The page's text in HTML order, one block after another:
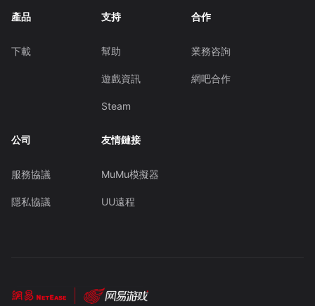
產品
下載
支持
幫助
遊戲資訊
Steam
合作
業務咨詢
網吧合作
公司
服務協議
隱私協議
友情鏈接
MuMu模擬器
UU遠程